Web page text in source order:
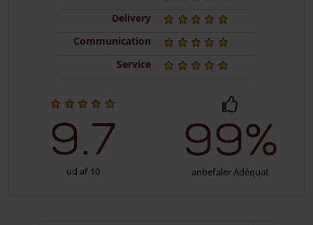
Delivery
Communication
Service
9.7
ud af 10
99%
anbefaler Adéquat